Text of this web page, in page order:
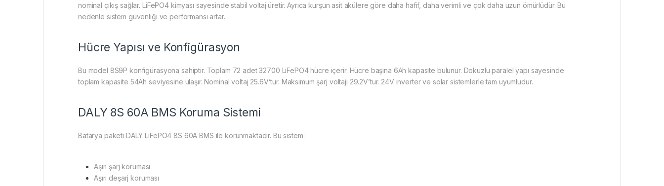
nominal çıkış sağlar. LiFePO4 kimyası sayesinde stabil voltaj üretir. Ayrıca kurşun asit akülere göre daha hafif, daha verimli ve çok daha uzun ömürlüdür. Bu
nedenle sistem güvenliği ve performansı artar.
Hücre Yapısı ve Konfigürasyon
Bu model 8S9P konfigürasyona sahiptir. Toplam 72 adet 32700 LiFePO4 hücre içerir. Hücre başına 6Ah kapasite bulunur. Dokuzlu paralel yapı sayesinde
toplam kapasite 54Ah seviyesine ulaşır. Nominal voltaj 25.6V’tur. Maksimum şarj voltajı 29.2V’tur. 24V inverter ve solar sistemlerle tam uyumludur.
DALY 8S 60A BMS Koruma Sistemi
Batarya paketi DALY LiFePO4 8S 60A BMS ile korunmaktadır. Bu sistem:
Aşırı şarj koruması
Aşırı deşarj koruması